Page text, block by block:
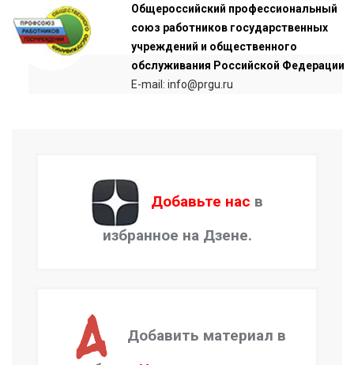
Общероссийский профессиональный
союз работников государственных
учреждений и общественного
обслуживания Российской Федерации
E-mail: info@prgu.ru
Добавьте нас в
избранное на Дзене.
Добавить материал в